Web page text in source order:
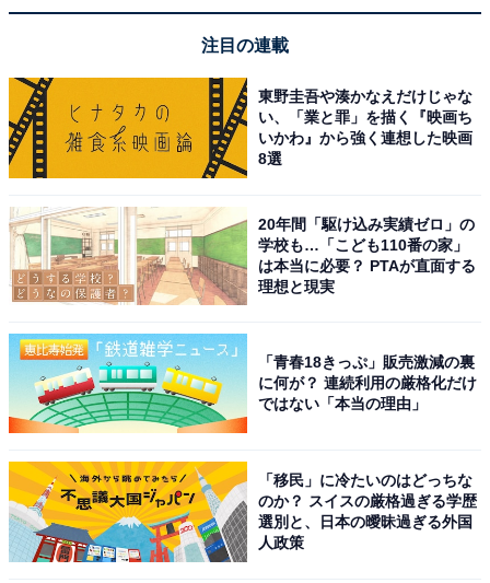
HUAWEI Band 10 スマートウォッチ 快適な付け心地 情緒
充電 LINE通知 睡眠時呼吸乱れ検知 薄型軽量 カスタマイ
iOS/Android対応 ブラック
Amazonで見る
HUAWEI「Band 10 Aluminum Edition」
HUAWEI Band 10 Aluminum Edition アルミニウムケー
ス スマートウォッチ 快適な付け心地 情緒モニタリング
24時間睡眠管理 14日間持続バッテリー 急速充電 LINE通
知 睡眠時呼吸乱れ検知 薄型軽量 カスタマイズ可能な情報
表示 フルオロエラストマーベルト iOS/Android対応 ブラ
ック
注目の連載
東野圭吾や湊かなえだけじゃな
い、「業と罪」を描く『映画ち
いかわ』から強く連想した映画
8選
20年間「駆け込み実績ゼロ」の
学校も…「こども110番の家」
は本当に必要？ PTAが直面する
理想と現実
「青春18きっぷ」販売激減の裏
に何が？ 連続利用の厳格化だけ
ではない「本当の理由」
「移民」に冷たいのはどっちな
のか？ スイスの厳格過ぎる学歴
選別と、日本の曖昧過ぎる外国
人政策